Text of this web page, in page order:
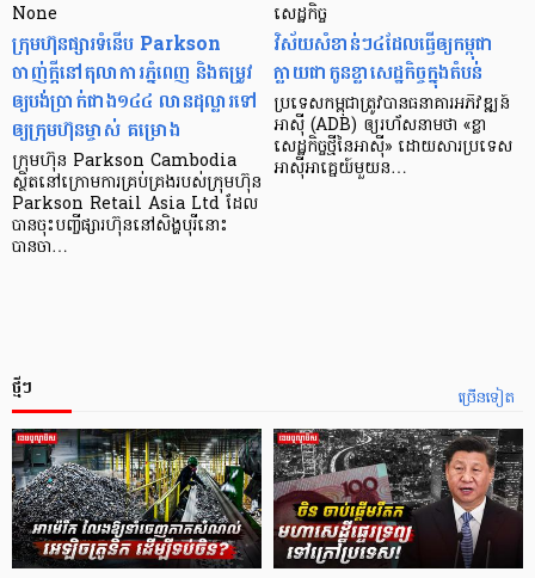
None
ក្រុមហ៊ុនផ្សារទំនើប Parkson
ចាញ់ក្ដីនៅតុលាការភ្នំពេញ និងតម្រូវ
ឲ្យបង់ប្រាក់ជាង១៤៤ លានដុល្លារទៅ
ឲ្យក្រុមហ៊ុនម្ចាស់ គម្រោង
ក្រុមហ៊ុន Parkson Cambodia
ស្ថិតនៅក្រោមការគ្រប់គ្រងរបស់ក្រុមហ៊ុន
Parkson Retail Asia Ltd ដែល
បានចុះបញ្ចីផ្សារហ៊ុននៅសិង្ហបុរីនោះ
បានចា…
សេដ្ឋកិច្ច​
វិស័យ​សំខាន់ៗ​៤​ដែល​ធ្វើ​ឲ្យ​កម្ពុជា​
ក្លាយ​ជា​កូន​ខ្លា​សេដ្ឋកិច្ច​ក្នុង​តំបន់
ប្រទេស​កម្ពុជា​ត្រូវ​បាន​ធនាគារ​អភិវឌ្ឍន៍​
អាស៊ី (ADB) ឲ្យ​រហ័ស​នាមថា «ខ្លា​
សេដ្ឋកិច្ច​ថ្មី​នៃ​អាស៊ី» ដោយសារ​ប្រទេស​
អាស៊ី​អាគ្នេយ៍​មួយ​ន…
ច្រើនទៀត
ថ្មីៗ